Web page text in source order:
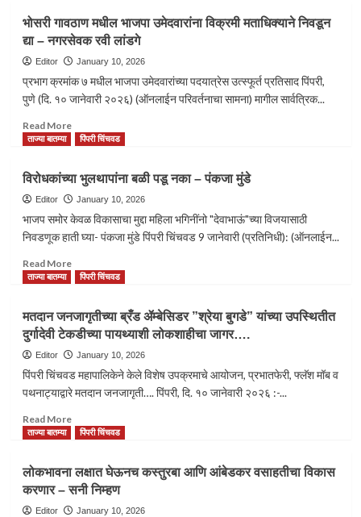
बहुजन
आघाडीचा
पाठिंबा*
प्रभाग
२८
मध्ये
अंकांसाठी
रस्सीखेच;
‘१२’
पाढा
चा
त्रिशूळ
देणार
भोसरी गावठाण मधील भाजपा उमेदवारांना विक्रमी मताधिक्याने निवडून
द्या – नगरसेवक रवी लांडगे
Editor January 10, 2026
प्रभाग क्रमांक ७ मधील भाजपा उमेदवारांच्या पदयात्रेस उत्स्फूर्त प्रतिसाद पिंपरी,
पुणे (दि. १० जानेवारी २०२६) (ऑनलाईन परिवर्तनाचा सामना) मागील सार्वत्रिक...
Read MoreRead
more
गावठाण
मधील
भाजपा
उमेदवारांना
मताधिक्याने
निवडून
नगरसेवक
रवी
लांडगे
ताज्या बातम्या पिंपरी चिंचवड
विरोधकांच्या भुलथापांना बळी पडू नका – पंकजा मुंडे
Editor January 10, 2026
भाजप समोर केवळ विकासाचा मुद्दा महिला भगिनींनो "देवाभाऊं"च्या विजयासाठी
निवडणूक हाती घ्या- पंकजा मुंडे पिंपरी चिंचवड 9 जानेवारी (प्रतिनिधी): (ऑनलाईन...
Read MoreRead
more
विरोधकांच्या
भुलथापांना
बळी
पडू
पंकजा
ताज्या बातम्या पिंपरी चिंचवड
मतदान जनजागृतीच्या ब्रँड ॲम्बेसिडर ”श्रेया बुगडे” यांच्या उपस्थितीत
दुर्गादेवी टेकडीच्या पायथ्याशी लोकशाहीचा जागर….
Editor January 10, 2026
पिंपरी चिंचवड महापालिकेने केले विशेष उपक्रमाचे आयोजन, प्रभातफेरी, फ्लॅश मॉब व
पथनाट्याद्वारे मतदान जनजागृती…. पिंपरी, दि. १० जानेवारी २०२६ :-...
Read MoreRead
more
जनजागृतीच्या
ब्रँड
ॲम्बेसिडर
ताज्या बातम्या पिंपरी चिंचवड
लोकभावना लक्षात घेऊनच कस्तुरबा आणि आंबेडकर वसाहतीचा विकास
करणार – सनी निम्हण
Editor January 10, 2026